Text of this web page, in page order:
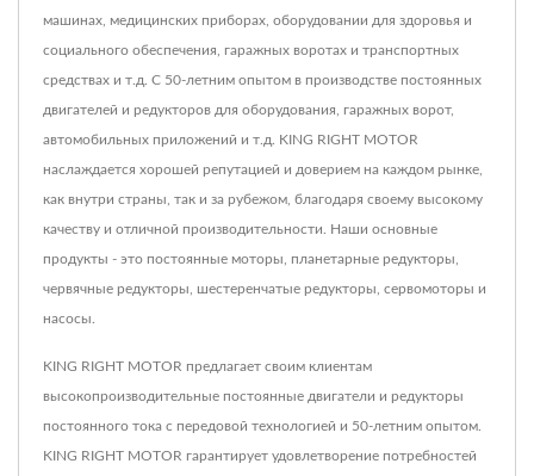
машинах, медицинских приборах, оборудовании для здоровья и
социального обеспечения, гаражных воротах и транспортных
средствах и т.д. С 50-летним опытом в производстве постоянных
двигателей и редукторов для оборудования, гаражных ворот,
автомобильных приложений и т.д. KING RIGHT MOTOR
наслаждается хорошей репутацией и доверием на каждом рынке,
как внутри страны, так и за рубежом, благодаря своему высокому
качеству и отличной производительности. Наши основные
продукты - это постоянные моторы, планетарные редукторы,
червячные редукторы, шестеренчатые редукторы, сервомоторы и
насосы.
KING RIGHT MOTOR предлагает своим клиентам
высокопроизводительные постоянные двигатели и редукторы
постоянного тока с передовой технологией и 50-летним опытом.
KING RIGHT MOTOR гарантирует удовлетворение потребностей